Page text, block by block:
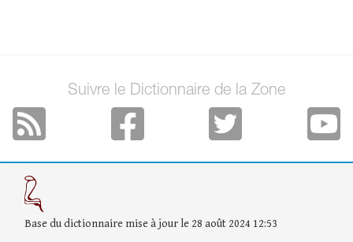
Suivre le Dictionnaire de la Zone
Base du dictionnaire mise à jour le 28 août 2024 12:53